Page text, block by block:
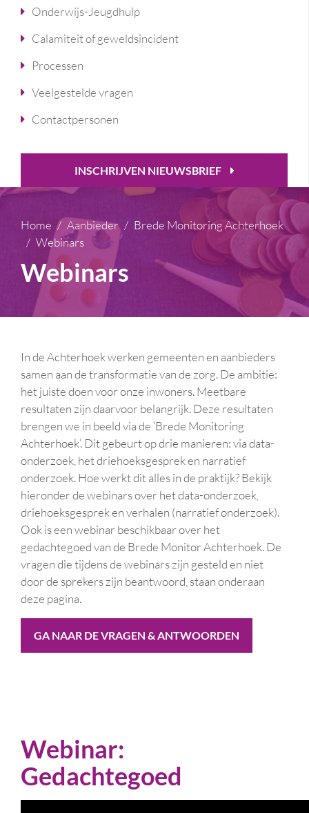
Onderwijs-Jeugdhulp
Calamiteit of geweldsincident
Processen
Veelgestelde vragen
Contactpersonen
INSCHRIJVEN NIEUWSBRIEF
Home Aanbieder
Brede Monitoring Achterhoek
Webinars
Webinars
In de Achterhoek werken gemeenten en aanbieders
samen aan de transformatie van de zorg. De ambitie:
het juiste doen voor onze inwoners. Meetbare
resultaten zijn daarvoor belangrijk. Deze resultaten
brengen we in beeld via de ‘Brede Monitoring
Achterhoek’. Dit gebeurt op drie manieren: via data-
onderzoek, het driehoeksgesprek en narratief
onderzoek. Hoe werkt dit alles in de praktijk? Bekijk
hieronder de webinars over het data-onderzoek,
driehoeksgesprek en verhalen (narratief onderzoek).
Ook is een webinar beschikbaar over het
gedachtegoed van de Brede Monitor Achterhoek. De
vragen die tijdens de webinars zijn gesteld en niet
door de sprekers zijn beantwoord, staan onderaan
deze pagina.
GA NAAR DE VRAGEN & ANTWOORDEN
Webinar:
Gedachtegoed